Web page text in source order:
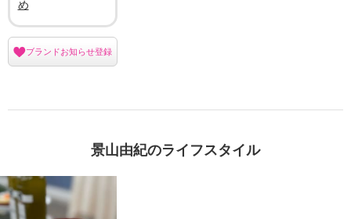
め
ブランドお知らせ登録
景山由紀のライフスタイル